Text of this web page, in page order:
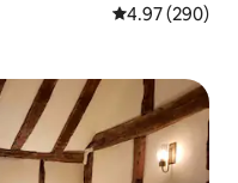
คะแนนเฉลี่ย
4.97 (290)